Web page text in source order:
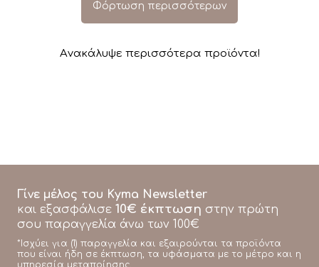
Φόρτωση περισσότερων
Aνακάλυψε περισσότερα προϊόντα!
Γίνε μέλος του Kyma Newsletter
και εξασφάλισε 10€ έκπτωση στην πρώτη
σου παραγγελία άνω των 100€
*Ισχύει για (1) παραγγελία και εξαιρούνται τα προϊόντα
που είναι ήδη σε έκπτωση, τα υφάσματα με το μέτρο και η
υπηρεσία μεταποίησης.